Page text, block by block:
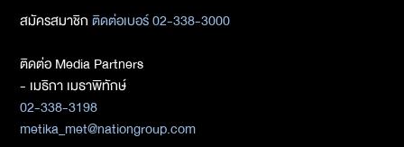
สมัครสมาชิกติดต่อเบอร์ 02-338-3000
ติดต่อ Media Partners
- เมธิกา เมธาพิทักษ์
02-338-3198
metika_met@nationgroup.com